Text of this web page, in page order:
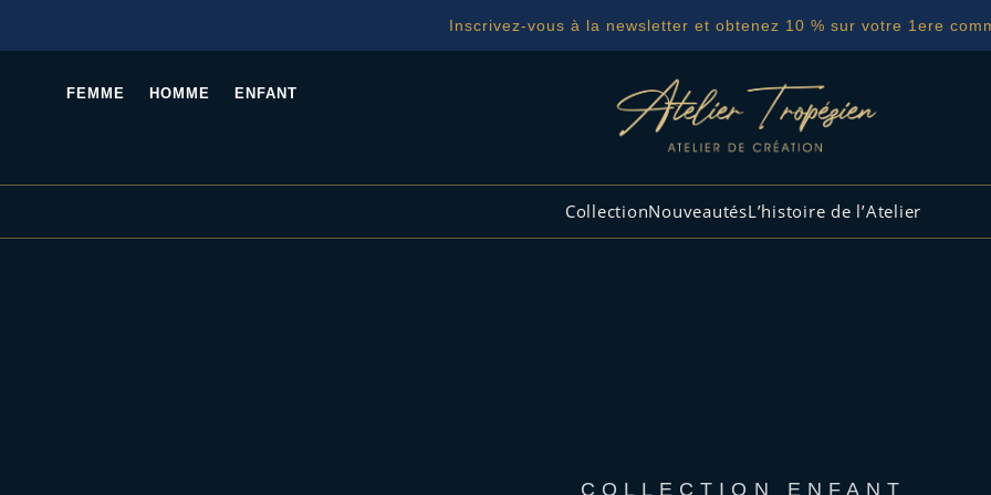
Inscrivez-vous à la newsletter et obtenez 10 % sur votre 1ere
FEMME HOMME ENFANT
CollectionNouveautésL’histoire de l’Atelier
COLLECTION ENFANT